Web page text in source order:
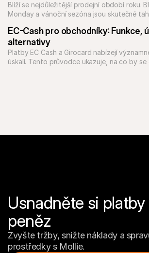
Blíží se nejdůležitější prodejní období roku.
Monday a vánoční sezóna jsou skutečné
EC-Cash pro obchodníky: Funkce,
alternativy
Platby EC Cash a Girocard nabízejí
úskalí. Tento průvodce ukazuje, na co by se
Usnadněte si platby
peněz
Zvyšte tržby, snižte náklady a
prostředky s Mollie.